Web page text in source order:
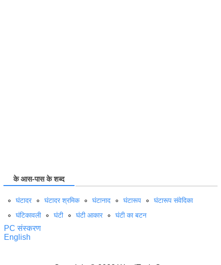
के आस-पास के शब्द
घंटादर घंटादर श्रमिक घंटानाद घंटारूप
घंटारूप संवेदिका
घंटिकावली
घंटी घंटी आकार घंटी का बटन
PC संस्करण
English